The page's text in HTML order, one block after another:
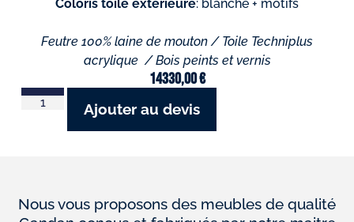
Coloris toile extérieure: blanche + motifs
Feutre 100% laine de mouton / Toile Techniplus
acrylique / Bois peints et vernis
14330,00€
Ajouter au devis
Nous vous proposons des meubles de qualité